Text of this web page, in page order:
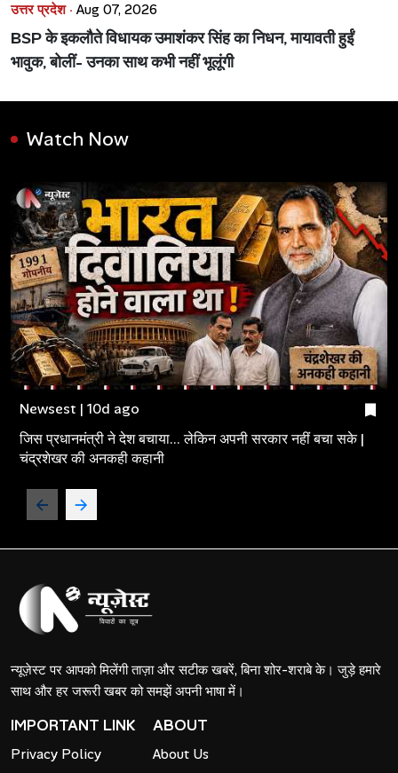
उत्तर प्रदेश · Aug 07, 2026
BSP के इकलौते विधायक उमाशंकर सिंह का निधन, मायावती हुईं
भावुक, बोलीं- उनका साथ कभी नहीं भूलूंगी
Watch Now
Newsest | 10d ago
जिस प्रधानमंत्री ने देश बचाया... लेकिन अपनी सरकार नहीं बचा सके |
चंद्रशेखर की अनकही कहानी
न्यूज़ेस्ट पर आपको मिलेंगी ताज़ा और सटीक खबरें, बिना शोर-शराबे के। जुड़े हमारे
साथ और हर जरूरी खबर को समझें अपनी भाषा में।
IMPORTANT LINK
Privacy Policy
ABOUT
About Us